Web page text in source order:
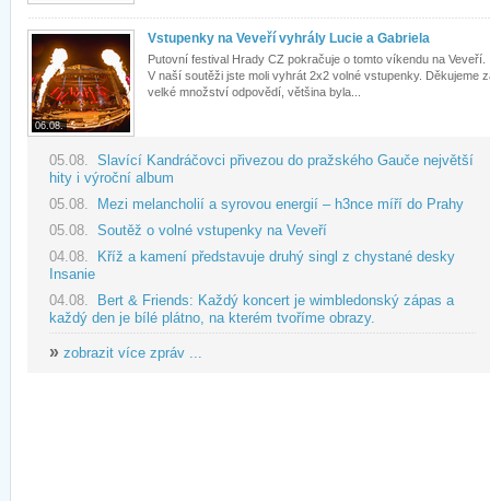
06.08.
Vstupenky na Veveří vyhrály Lucie a Gabriela
Putovní festival Hrady CZ pokračuje o tomto víkendu na Veveří.
V naší soutěži jste moli vyhrát 2x2 volné vstupenky. Děkujeme
velké množství odpovědí, většina byla...
05.08. Slavící Kandráčovci přivezou do pražského Gauče největší
hity i výroční album
05.08. Mezi melancholií a syrovou energií – h3nce míří do Prahy
05.08. Soutěž o volné vstupenky na Veveří
04.08. Kříž a kamení představuje druhý singl z chystané desky
Insanie
04.08. Bert & Friends: Každý koncert je wimbledonský zápas a
každý den je bílé plátno, na kterém tvoříme obrazy.
» zobrazit více zpráv ...